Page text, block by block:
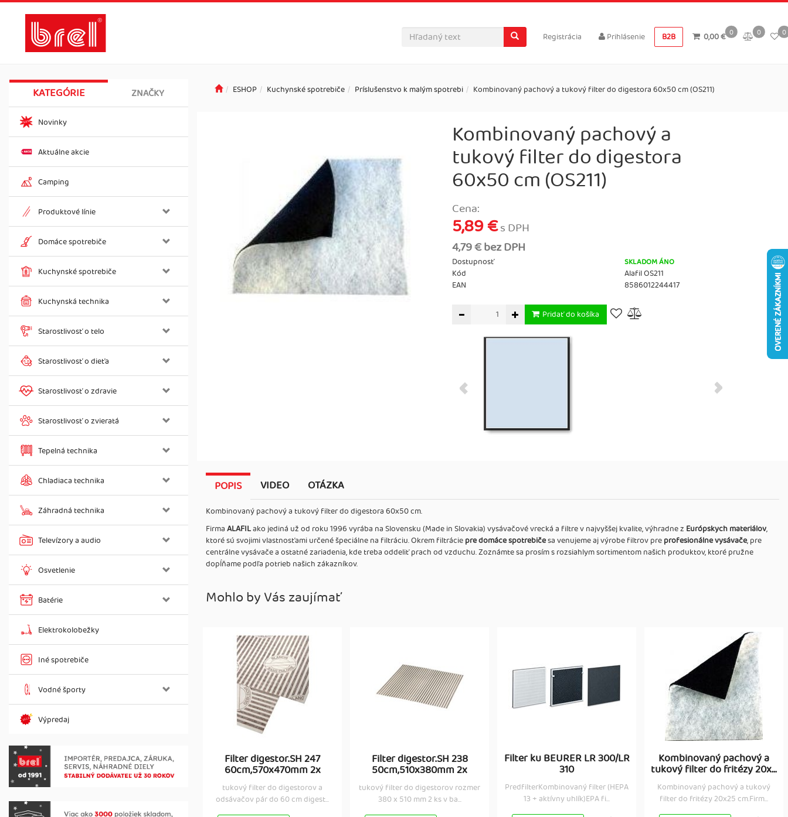
0
0,00 € 0 0
B2B
Registrácia Prihlásenie
KATEGÓRIE ZNAČKY
Novinky
Aktuálne akcie
Camping
Produktové línie
Domáce spotrebiče
Kuchynské spotrebiče
Kuchynská technika
Starostlivosť o telo
Starostlivosť o dieťa
Starostlivosť o zdravie
Starostlivosť o zvieratá
Tepelná technika
Chladiaca technika
Záhradná technika
Televízory a audio
Osvetlenie
Batérie
Elektrokolobežky
Iné spotrebiče
Vodné športy
Výpredaj
ESHOP Kuchynské spotrebiče Príslušenstvo k malým spotrebi Kombinovaný pachový a tukový filter do digestora 60x50 cm (OS211)
Kombinovaný pachový a
tukový filter do digestora
60x50 cm (OS211)
Cena:
5,89 €s DPH
4,79 € bez DPH
Dostupnosť SKLADOM ÁNO
Kód
Alafil OS211
EAN
8586012244417
Pridať do košíka
POPIS VIDEO OTÁZKA
Kombinovaný pachový a tukový filter do digestora 60x50 cm.
FirmaALAFILako jediná už od roku 1996 vyrába na Slovensku (Made in Slovakia) vysávačové vrecká a filtre v najvyššej kvalite, výhradne z Európskych materiálov,
ktoré sú svojimi vlastnosťami určené špeciálne na filtráciu. Okrem filtráciepre domáce spotrebičesa venujeme aj výrobe filtrov preprofesionálne vysávače, pre
centrálne vysávače a ostatné zariadenia, kde treba oddeliť prach od vzduchu. Zoznámte sa prosím s rozsiahlym sortimentom našich produktov, ktoré pružne
dopĺňame podľa potrieb našich zákazníkov.
Mohlo by Vás zaujímať
Filter digestor.SH 247
60cm,570x470mm 2x
tukový filter do digestorov a
odsávačov pár do 60 cm digest...
Filter digestor.SH 238
50cm,510x380mm 2x
tukový filter do digestorov rozmer
380 x 510 mm 2 ks v ba...
Filter ku BEURER LR 300/LR
310
PredfilterKombinovaný filter (HEPA
13 + aktívny uhlík)EPA fi...
Kombinovaný pachový a
tukový filter do fritézy 20x...
Kombinovaný pachový a tukový
filter do fritézy 20x25 cm.Firm...